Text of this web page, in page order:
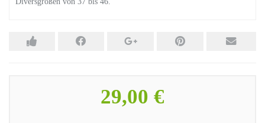
29,00 €